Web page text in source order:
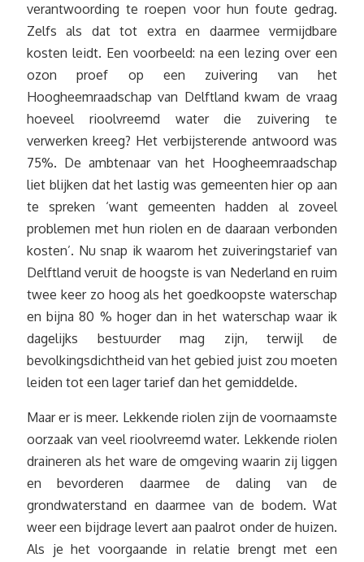
verantwoording te roepen voor hun foute gedrag.
Zelfs als dat tot extra en daarmee vermijdbare
kosten leidt. Een voorbeeld: na een lezing over een
ozon proef op een zuivering van het
Hoogheemraadschap van Delftland kwam de vraag
hoeveel rioolvreemd water die zuivering te
verwerken kreeg? Het verbijsterende antwoord was
75%. De ambtenaar van het Hoogheemraadschap
liet blijken dat het lastig was gemeenten hier op aan
te spreken ‘want gemeenten hadden al zoveel
problemen met hun riolen en de daaraan verbonden
kosten’. Nu snap ik waarom het zuiveringstarief van
Delftland veruit de hoogste is van Nederland en ruim
twee keer zo hoog als het goedkoopste waterschap
en bijna 80 % hoger dan in het waterschap waar ik
dagelijks bestuurder mag zijn, terwijl de
bevolkingsdichtheid van het gebied juist zou moeten
leiden tot een lager tarief dan het gemiddelde.
Maar er is meer. Lekkende riolen zijn de voornaamste
oorzaak van veel rioolvreemd water. Lekkende riolen
draineren als het ware de omgeving waarin zij liggen
en bevorderen daarmee de daling van de
grondwaterstand en daarmee van de bodem. Wat
weer een bijdrage levert aan paalrot onder de huizen.
Als je het voorgaande in relatie brengt met een